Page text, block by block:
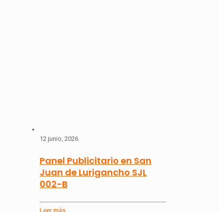
12 junio, 2026
Panel Publicitario en San
Juan de Lurigancho SJL
002-B
Leer más